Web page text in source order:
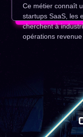
Ce métier connaît
startups SaaS, les
cherchent à
opérations